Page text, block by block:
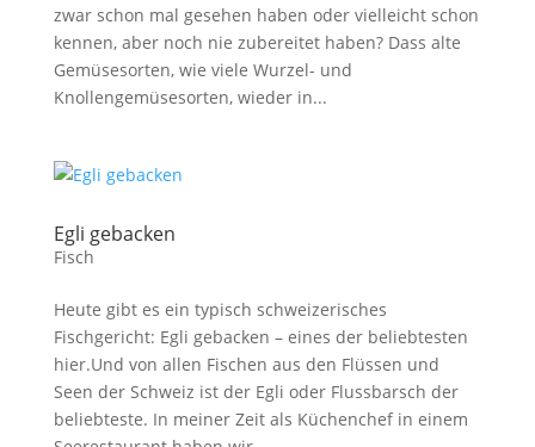
zwar schon mal gesehen haben oder vielleicht schon
kennen, aber noch nie zubereitet haben? Dass alte
Gemüsesorten, wie viele Wurzel- und
Knollengemüsesorten, wieder in...
Egli gebacken
Fisch
Heute gibt es ein typisch schweizerisches
Fischgericht: Egli gebacken – eines der beliebtesten
hier.Und von allen Fischen aus den Flüssen und
Seen der Schweiz ist der Egli oder Flussbarsch der
beliebteste. In meiner Zeit als Küchenchef in einem